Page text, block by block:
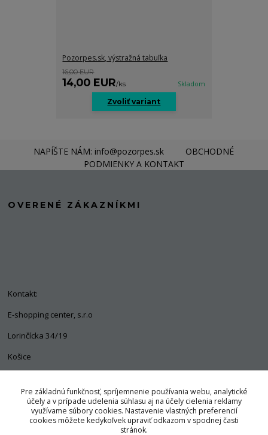
Pozorpes.sk, výstražná tabuľka
16,00 EUR
14,00 EUR/ks Skladom
Zvoliť variant
NAPÍŠTE NÁM: info@pozorpes.sk
OBCHODNÉ
PODMIENKY A KONTAKT
OVERENÉ ZÁKAZNÍKMI
Kontakt:
E-shopping center, s.r.o
Lorinčícka 34/19
Košice
+421 903 563 637
info@pozorpes.sk
Pre základnú funkčnosť, spríjemnenie používania webu, analytické
účely a v prípade udelenia súhlasu aj na účely cielenia reklamy
využívame súbory cookies. Nastavenie vlastných preferencií
cookies môžete kedykoľvek upraviť odkazom v spodnej časti
stránok.